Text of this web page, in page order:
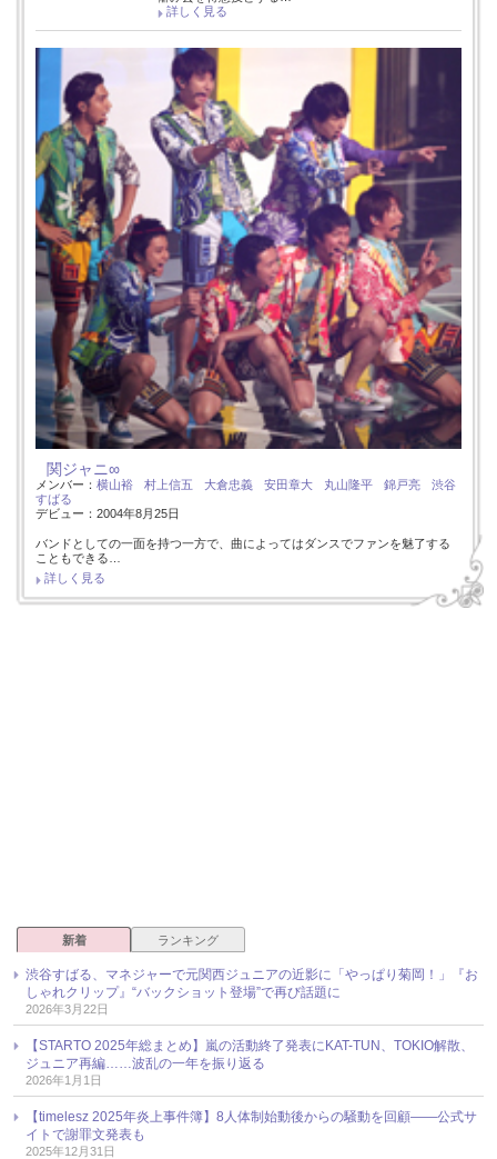
詳しく見る
関ジャニ∞
メンバー： 横山裕 村上信五 大倉忠義 安田章大 丸山隆平 錦戸亮
渋谷
すばる
デビュー：2004年8月25日
バンドとしての一面を持つ一方で、曲によってはダンスでファンを魅了する
こともできる…
詳しく見る
新着 ランキング
渋谷すばる、マネジャーで元関西ジュニアの近影に「やっぱり菊岡！」『お
しゃれクリップ』“バックショット登場”で再び話題に
2026年3月22日
【STARTO 2025年総まとめ】嵐の活動終了発表にKAT-TUN、TOKIO解散、
ジュニア再編……波乱の一年を振り返る
2026年1月1日
【timelesz 2025年炎上事件簿】8人体制始動後からの騒動を回顧――公式サ
イトで謝罪文発表も
2025年12月31日